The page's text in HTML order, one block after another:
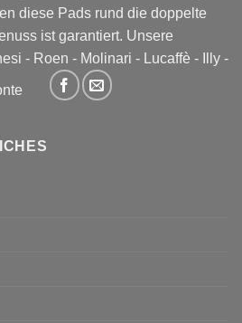
diese Pads rund die doppelte
ist garantiert. Unsere
- Roen - Molinari - Lucaffè - Illy -